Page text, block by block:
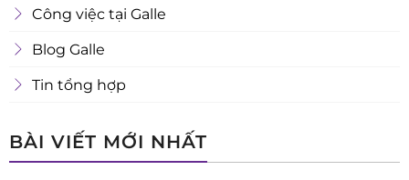
Công việc tại Galle
Blog Galle
Tin tổng hợp
BÀI VIẾT MỚI NHẤT